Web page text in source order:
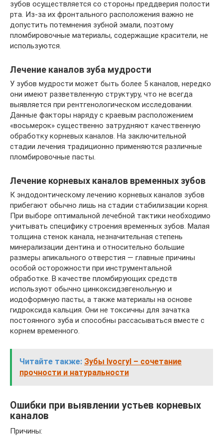
зубов осуществляется со стороны преддверия полости
рта. Из-за их фронтального расположения важно не
допустить потемнения зубной эмали, поэтому
пломбировочные материалы, содержащие красители, не
используются.
Лечение каналов зуба мудрости
У зубов мудрости может быть более 5 каналов, нередко
они имеют разветвленную структуру, что не всегда
выявляется при рентгенологическом исследовании.
Данные факторы наряду с краевым расположением
«восьмерок» существенно затрудняют качественную
обработку корневых каналов. На заключительной
стадии лечения традиционно применяются различные
пломбировочные пасты.
Лечение корневых каналов временных зубов
К эндодонтическому лечению корневых каналов зубов
прибегают обычно лишь на стадии стабилизации корня.
При выборе оптимальной лечебной тактики необходимо
учитывать специфику строения временных зубов. Малая
толщина стенок канала, незначительная степень
минерализации дентина и относительно большие
размеры апикального отверстия — главные причины
особой осторожности при инструментальной
обработке. В качестве пломбирующих средств
используют обычно цинкоксидэвгенольную и
иодоформную пасты, а также материалы на основе
гидроксида кальция. Они не токсичны для зачатка
постоянного зуба и способны рассасываться вместе с
корнем временного.
Читайте также: Зубы Ivocryl – сочетание
прочности и натуральности
Ошибки при выявлении устьев корневых
каналов
Причины: